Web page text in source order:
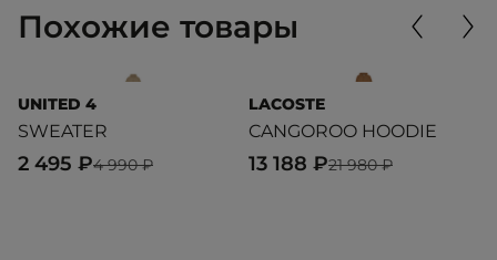
Похожие товары
UNITED 4
SWEATER
4 990 ₽
2 495 ₽
LACOSTE
CANGOROO HOODIE
21 980 ₽
13 188 ₽